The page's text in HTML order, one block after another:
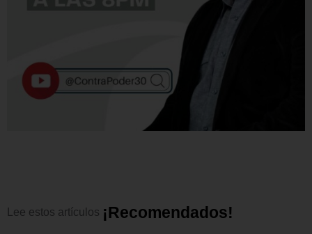
Lee estos artículos ¡Recomendados!